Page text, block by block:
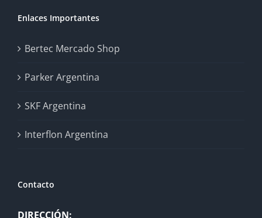
Enlaces Importantes
Bertec Mercado Shop
Parker Argentina
SKF Argentina
Interflon Argentina
Contacto
DIRECCIÓN: